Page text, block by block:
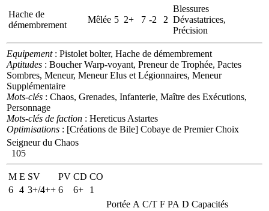
Hache de
démembrement
Mêlée 5 2+ 7 -2 2
Blessures
Dévastatrices,
Précision
Equipement: Pistolet bolter, Hache de démembrement
Aptitudes : Boucher Warp-voyant, Preneur de Trophée, Pactes
Sombres, Meneur, Meneur Elus et Légionnaires, Meneur
Supplémentaire
Mots-clés : Chaos, Grenades, Infanterie, Maître des Exécutions,
Personnage
Mots-clés de faction : Hereticus Astartes
Optimisations : [Créations de Bile] Cobaye de Premier Choix
Seigneur du Chaos
105
M E SV PV CD CO
6 4 3+/4++ 6 6+
1
Portée A C/T F PA D Capacités